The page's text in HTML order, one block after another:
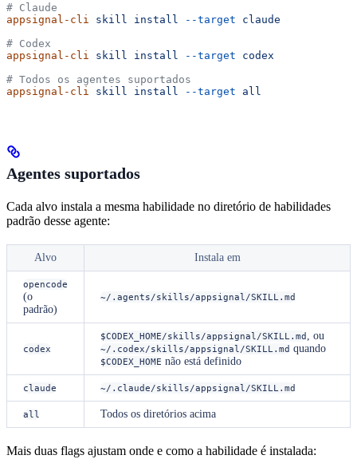
# Claude
appsignal-cli
skill install --target claude
# Codex
appsignal-cli
skill install --target codex
# Todos os agentes suportados
appsignal-cli
skill install --target all
Agentes suportados
Cada alvo instala a mesma habilidade no diretório de habilidades
padrão desse agente:
Alvo Instala em
opencode
(o
padrão)
~/.agents/skills/appsignal/SKILL.md
codex
$CODEX_HOME/skills/appsignal/SKILL.md , ou
~/.codex/skills/appsignal/SKILL.md quando
$CODEX_HOME não está definido
claude ~/.claude/skills/appsignal/SKILL.md
all Todos os diretórios acima
Mais duas flags ajustam onde e como a habilidade é instalada: